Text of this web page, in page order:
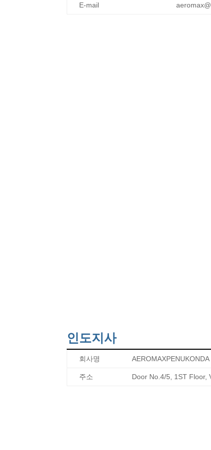
E-mail
인도지사
회사명
주소 Door No.4/5, 1ST Floor,